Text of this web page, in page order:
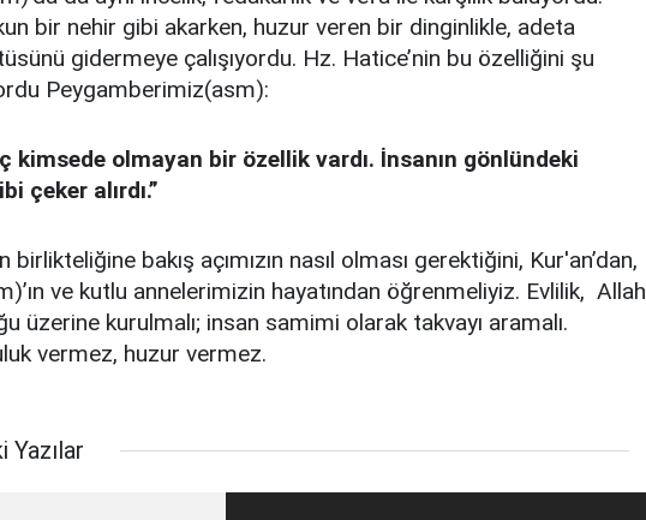
bir nehir gibi akarken, huzur veren bir dinginlikle, adeta
gidermeye çalışıyordu. Hz. Hatice’nin bu özelliğini şu
Peygamberimiz(asm):
kimsede olmayan bir özellik vardı. İnsanın gönlündeki
çeker alırdı.”
bakış açımızın nasıl olması gerektiğini, Kur'an’dan,
ve kutlu annelerimizin hayatından öğrenmeliyiz. Evlilik, Allah
üzerine kurulmalı; insan samimi olarak takvayı aramalı.
vermez, huzur vermez.
Yazılar